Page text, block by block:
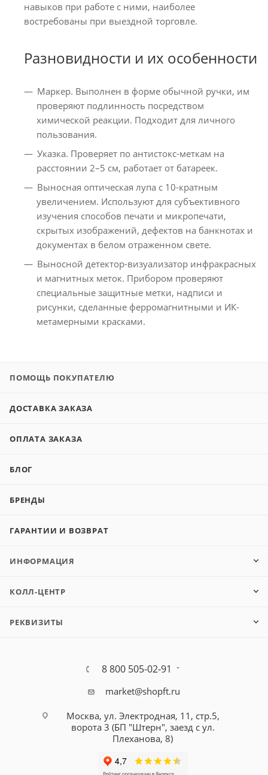
навыков при работе с ними, наиболее
востребованы при выездной торговле.
Разновидности и их особенности
Маркер. Выполнен в форме обычной ручки, им
проверяют подлинность посредством
химической реакции. Подходит для личного
пользования.
Указка. Проверяет по антистокс-меткам на
расстоянии 2–5 см, работает от батареек.
Выносная оптическая лупа с 10-кратным
увеличением. Используют для субъективного
изучения способов печати и микропечати,
скрытых изображений, дефектов на банкнотах и
документах в белом отраженном свете.
Выносной детектор-визуализатор инфракрасных
и магнитных меток. Прибором проверяют
специальные защитные метки, надписи и
рисунки, сделанные ферромагнитными и ИК-
метамерными красками.
ПОМОЩЬ ПОКУПАТЕЛЮ
ДОСТАВКА ЗАКАЗА
ОПЛАТА ЗАКАЗА
БЛОГ
БРЕНДЫ
ГАРАНТИИ И ВОЗВРАТ
ИНФОРМАЦИЯ
КОЛЛ-ЦЕНТР
РЕКВИЗИТЫ
8 800 505-02-91
market@shopft.ru
Москва, ул. Электродная, 11, стр.5,
ворота 3 (БП "Штерн", заезд с ул.
Плеханова, 8)